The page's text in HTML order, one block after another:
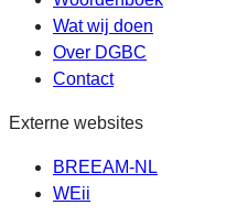
Wat wij doen
Over DGBC
Contact
Externe websites
BREEAM-NL
WEii